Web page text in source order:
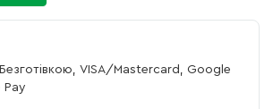
Безготівкою, VISA/Mastercard, Google
Pay